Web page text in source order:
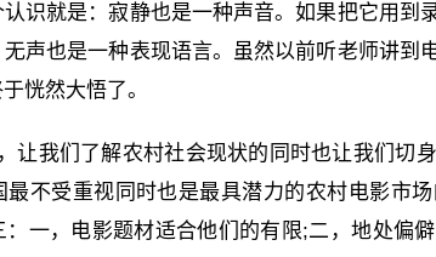
识就是：寂静也是一种声音。如果把它用到
声也是一种表现语言。虽然以前听老师讲到
恍然大悟了。
让我们了解农村社会现状的同时也让我们切
最不受重视同时也是最具潜力的农村电影市
：一，电影题材适合他们的有限;二，地处偏